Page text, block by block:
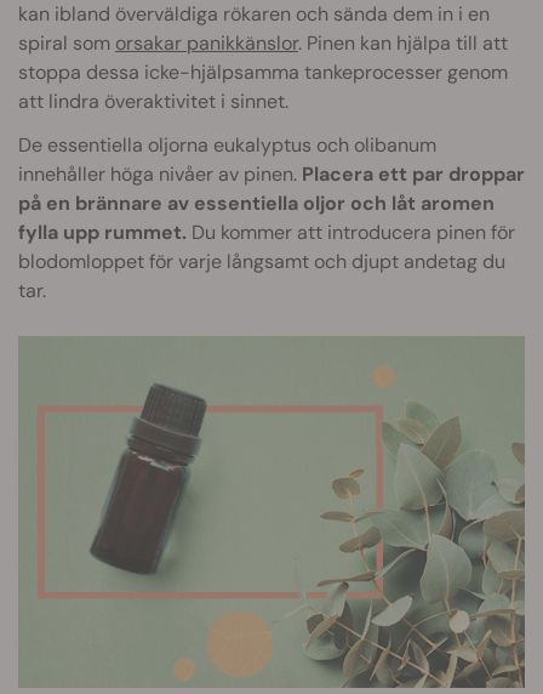
kan ibland överväldiga rökaren och sända dem in i en
spiral som orsakar panikkänslor. Pinen kan hjälpa till att
stoppa dessa icke-hjälpsamma tankeprocesser genom
att lindra överaktivitet i sinnet.
De essentiella oljorna eukalyptus och olibanum
innehåller höga nivåer av pinen. Placera ett par droppar
på en brännare av essentiella oljor och låt aromen
fylla upp rummet. Du kommer att introducera pinen för
blodomloppet för varje långsamt och djupt andetag du
tar.